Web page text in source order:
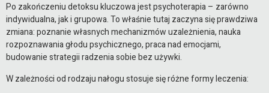
Po zakończeniu detoksu kluczowa jest psychoterapia – zarówno
indywidualna, jak i grupowa. To właśnie tutaj zaczyna się prawdziwa
zmiana: poznanie własnych mechanizmów uzależnienia, nauka
rozpoznawania głodu psychicznego, praca nad emocjami,
budowanie strategii radzenia sobie bez używki.
W zależności od rodzaju nałogu stosuje się różne formy leczenia: